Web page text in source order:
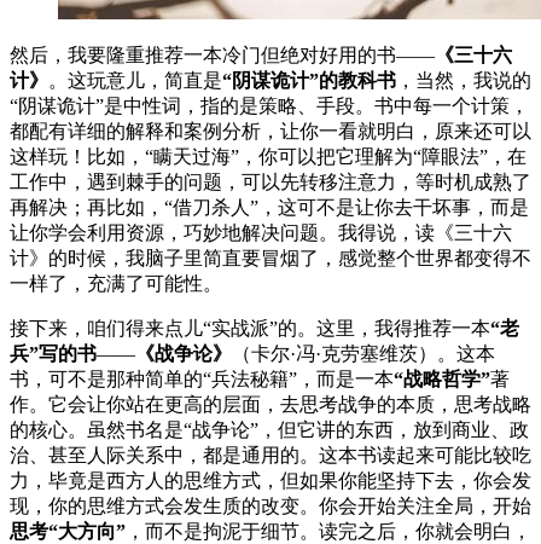
然后，我要隆重推荐一本冷门但绝对好用的书—— 《三十六
计》 。这玩意儿，简直是“阴谋诡计”的教科书 ，当然，我说的
“阴谋诡计”是中性词，指的是策略、手段。书中每一个计策，
都配有详细的解释和案例分析，让你一看就明白，原来还可以
这样玩！比如，“瞒天过海”，你可以把它理解为“障眼法”，在
工作中，遇到棘手的问题，可以先转移注意力，等时机成熟了
再解决；再比如，“借刀杀人”，这可不是让你去干坏事，而是
让你学会利用资源，巧妙地解决问题。我得说，读《三十六
计》的时候，我脑子里简直要冒烟了，感觉整个世界都变得不
一样了，充满了可能性。
接下来，咱们得来点儿“实战派”的。这里，我得推荐一本“老
兵”写的书—— 《战争论》
（卡尔·冯·克劳塞维茨）。这本
书，可不是那种简单的“兵法秘籍”，而是一本“战略哲学”著
作。它会让你站在更高的层面，去思考战争的本质，思考战略
的核心。虽然书名是“战争论”，但它讲的东西，放到商业、政
治、甚至人际关系中，都是通用的。这本书读起来可能比较吃
力，毕竟是西方人的思维方式，但如果你能坚持下去，你会发
现，你的思维方式会发生质的改变。你会开始关注全局，开始
思考“大方向” ，而不是拘泥于细节。读完之后，你就会明白，